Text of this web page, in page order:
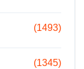
(1493)
(1345)